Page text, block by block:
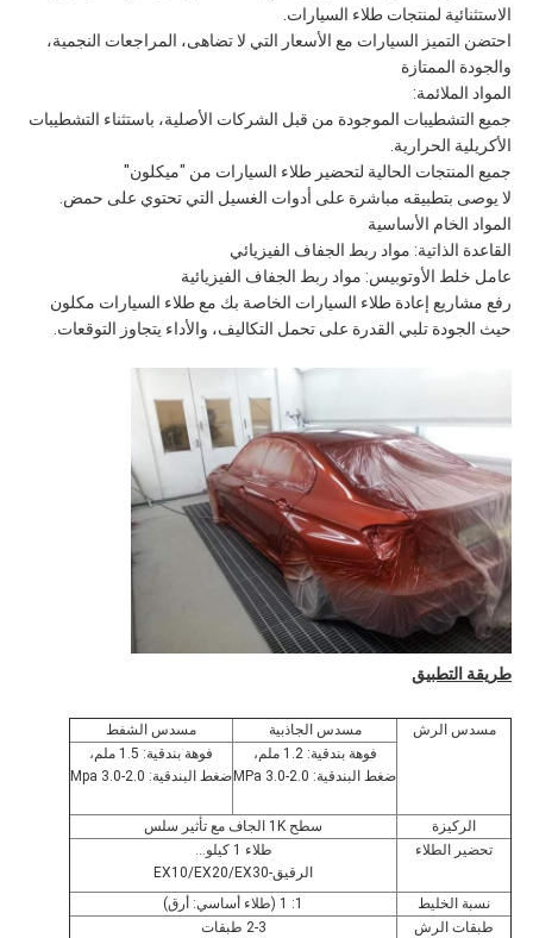
الاستثنائية لمنتجات طلاء السيارات.
احتضن التميز السيارات مع الأسعار التي لا تضاهى، المراجعات النجمية،
والجودة الممتازة
المواد الملائمة:
جميع التشطيبات الموجودة من قبل الشركات الأصلية، باستثناء التشطيبات
الأكريلية الحرارية.
جميع المنتجات الحالية لتحضير طلاء السيارات من "ميكلون"
لا يوصى بتطبيقه مباشرة على أدوات الغسيل التي تحتوي على حمض.
المواد الخام الأساسية
القاعدة الذاتية: مواد ربط الجفاف الفيزيائي
عامل خلط الأوتوبيس: مواد ربط الجفاف الفيزيائية
رفع مشاريع إعادة طلاء السيارات الخاصة بك مع طلاء السيارات مكلون
حيث الجودة تلبي القدرة على تحمل التكاليف، والأداء يتجاوز التوقعات.
طريقة التطبيق
مسدس الرش مسدس الجاذبية
مسدس الشفط
فوهة بندقية: 1.2 ملم،
ضغط البندقية: 2.0-3.0 MPa
فوهة بندقية: 1.5 ملم،
ضغط البندقية: 2.0-3.0 Mpa
الركيزة
سطح 1K الجاف مع تأثير سلس
تحضير الطلاء
طلاء 1 كيلو...
الرقيق-EX10/EX20/EX30
نسبة الخليط
1: 1 (طلاء أساسي: أرق)
طبقات الرش
2-3 طبقات